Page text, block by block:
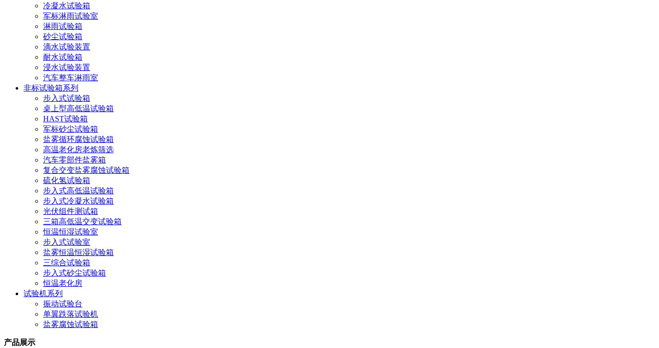
冷凝水试验箱
军标淋雨试验室
淋雨试验箱
砂尘试验箱
滴水试验装置
耐水试验箱
浸水试验装置
汽车整车淋雨室
非标试验箱系列
步入式试验箱
桌上型高低温试验箱
HAST试验箱
军标砂尘试验箱
盐雾循环腐蚀试验箱
高温老化房老炼筛选
汽车零部件盐雾箱
复合交变盐雾腐蚀试验箱
硫化氢试验箱
步入式高低温试验箱
步入式冷凝水试验箱
光伏组件测试箱
三箱高低温交变试验箱
恒温恒湿试验室
步入式试验室
盐雾恒温恒湿试验箱
三综合试验箱
步入式砂尘试验箱
恒温老化房
试验机系列
振动试验台
单翼跌落试验机
盐雾腐蚀试验箱
产品展示